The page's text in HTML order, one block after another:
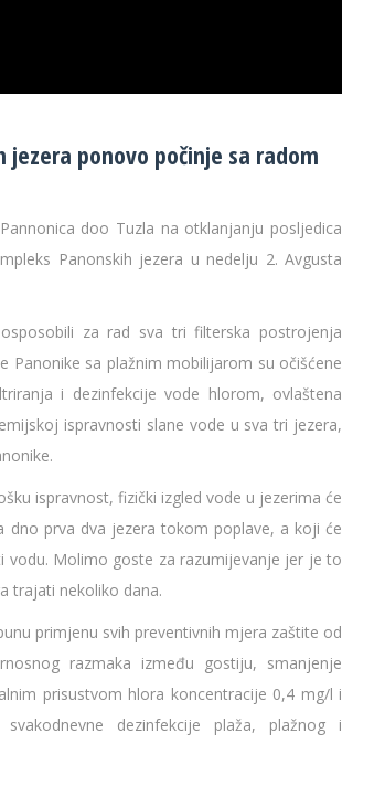
jezera ponovo počinje sa radom
doo Tuzla na otklanjanju posljedica
Panonskih jezera u nedelju 2. Avgusta
za rad sva tri filterska postrojenja
Panonike sa plažnim mobilijarom su očišćene
i dezinfekcije vode hlorom, ovlaštena
ispravnosti slane vode u sva tri jezera,
ispravnost, fizički izgled vode u jezerima će
prva dva jezera tokom poplave, a koji će
vodu. Molimo goste za razumijevanje jer je to
trajati nekoliko dana.
primjenu svih preventivnih mjera zaštite od
razmaka između gostiju, smanjenje
prisustvom hlora koncentracije 0,4 mg/l i
dezinfekcije plaža, plažnog i